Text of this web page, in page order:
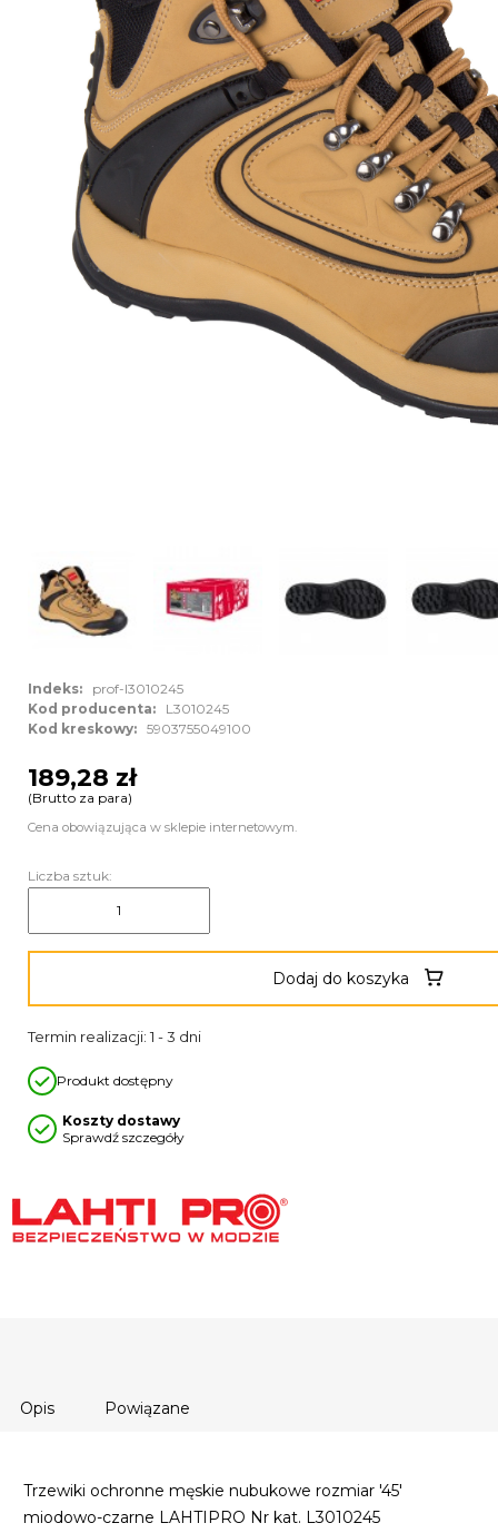
Opis Powiązane
Trzewiki ochronne męskie nubukowe rozmiar '45'
miodowo-czarne LAHTIPRO Nr kat. L3010245
Indeks:
prof-l3010245
Kod producenta:
L3010245
Kod kreskowy: 5903755049100
189,28 zł
(Brutto za para)
Cena obowiązująca w sklepie internetowym.
Liczba sztuk:
Dodaj do koszyka
Termin realizacji: 1 - 3 dni
Produkt dostępny
Koszty dostawy
Sprawdź szczegóły